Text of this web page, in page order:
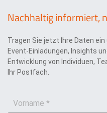
Nachhaltig informiert,
Tragen Sie jetzt Ihre Daten
Event-Einladungen, Insights
Entwicklung von Individuen,
Ihr Postfach.